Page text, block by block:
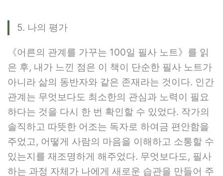
5. 나의 평가
《어른의 관계를 가꾸는 100일 필사 노트》를 읽
은 후, 내가 느낀 점은 이 책이 단순한 필사 노트가
아니라 삶의 동반자와 같은 존재라는 것이다. 인간
관계는 무엇보다도 최소한의 관심과 노력이 필요
하다는 것을 다시 한 번 확인할 수 있었다. 작가의
솔직하고 따뜻한 어조는 독자로 하여금 편안함을
주었고, 어떻게 사람의 마음을 이해하고 소통할 수
있는지를 재조명하게 해주었다. 무엇보다도, 필사
하는 과정 자체가 나에게 새로운 습관을 만들어 주